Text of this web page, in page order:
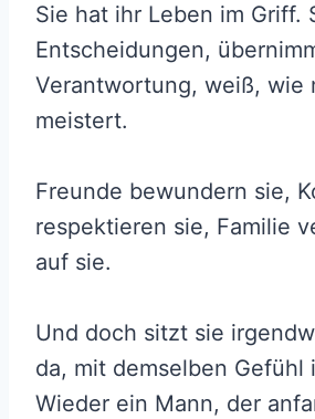
Sie hat ihr Leben im Griff.
Entscheidungen,
Verantwortung, weiß, wie
meistert.
Freunde bewundern sie,
respektieren sie, Familie
auf sie.
Und doch sitzt sie
da, mit demselben Gefühl
Wieder ein Mann, der